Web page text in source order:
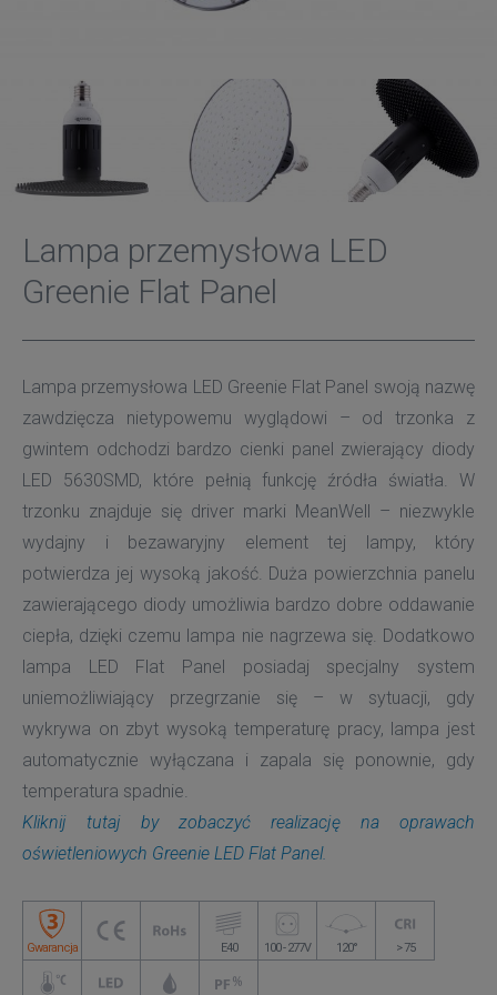
Lampa przemysłowa LED
Greenie Flat Panel
Lampa przemysłowa LED Greenie Flat Panel swoją nazwę
zawdzięcza nietypowemu wyglądowi – od trzonka z
gwintem odchodzi bardzo cienki panel zwierający diody
LED 5630SMD, które pełnią funkcję źródła światła. W
trzonku znajduje się driver marki MeanWell – niezwykle
wydajny i bezawaryjny element tej lampy, który
potwierdza jej wysoką jakość. Duża powierzchnia panelu
zawierającego diody umożliwia bardzo dobre oddawanie
ciepła, dzięki czemu lampa nie nagrzewa się. Dodatkowo
lampa LED Flat Panel posiadaj specjalny system
uniemożliwiający przegrzanie się – w sytuacji, gdy
wykrywa on zbyt wysoką temperaturę pracy, lampa jest
automatycznie wyłączana i zapala się ponownie, gdy
temperatura spadnie.
Kliknij tutaj by zobaczyć realizację na oprawach
oświetleniowych Greenie LED Flat Panel.
Gwarancja E40 100 - 277V 120° > 75